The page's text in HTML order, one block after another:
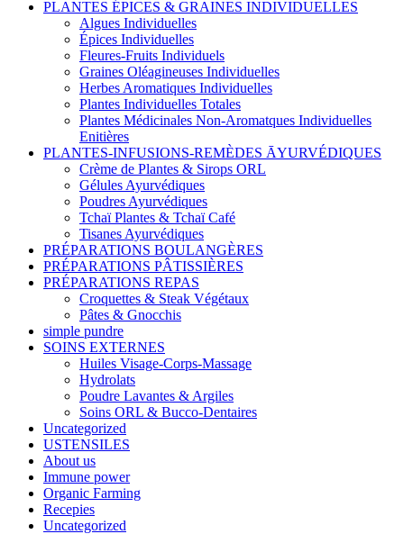
PLANTES ÉPICES & GRAINES INDIVIDUELLES
Algues Individuelles
Épices Individuelles
Fleures-Fruits Individuels
Graines Oléagineuses Individuelles
Herbes Aromatiques Individuelles
Plantes Individuelles Totales
Plantes Médicinales Non-Aromatques Individuelles
Enitières
PLANTES-INFUSIONS-REMÈDES ĀYURVÉDIQUES
Crème de Plantes & Sirops ORL
Gélules Ayurvédiques
Poudres Ayurvédiques
Tchaï Plantes & Tchaï Café
Tisanes Ayurvédiques
PRÉPARATIONS BOULANGÈRES
PRÉPARATIONS PÂTISSIÈRES
PRÉPARATIONS REPAS
Croquettes & Steak Végétaux
Pâtes & Gnocchis
simple pundre
SOINS EXTERNES
Huiles Visage-Corps-Massage
Hydrolats
Poudre Lavantes & Argiles
Soins ORL & Bucco-Dentaires
Uncategorized
USTENSILES
About us
Immune power
Organic Farming
Recepies
Uncategorized